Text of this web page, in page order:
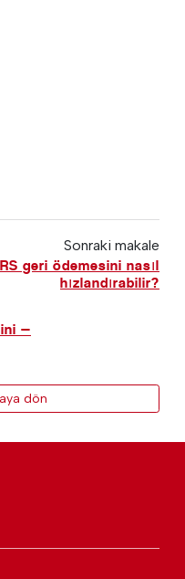
Sonraki makale
geri ödemesini nasıl
hızlandırabilir?
—
dön